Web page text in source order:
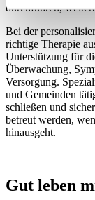
durchführen,
Bei der
richtige Therapie
Unterstützung für
Überwachung,
Versorgung.
und Gemeinden
schließen und
betreut werden,
hinausgeht.
Gut leben